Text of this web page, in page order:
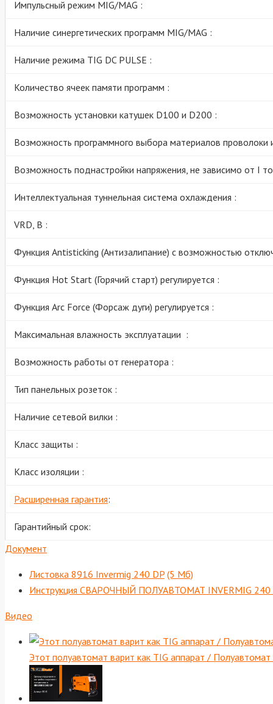
Импульсный режим MIG/MAG :
Наличие синергетических программ MIG/MAG :
Наличие режима TIG DC PULSE :
Количество ячеек памяти программ :
Возможность установки катушек D100 и D200 :
Возможность программного выбора материалов проволоки
Возможность поднастройки напряжения, не зависимо от I
Интеллектуальная туннельная система охлаждения :
VRD, В :
Функция Antisticking (Антизалипание) с возможностью
Функция Hot Start (Горячий старт) регулируется :
Функция Arc Force (Форсаж дуги) регулируется :
Максимальная влажность эксплуатации :
Возможность работы от генератора :
Тип панельных розеток :
Наличие сетевой вилки :
Класс защиты :
Класс изоляции :
Расширенная гарантия:
Гарантийный срок:
Документ
Листовка 8916 Invermig 240 DP (5 Мб)
Инструкция СВАРОЧНЫЙ ПОЛУАВТОМАТ INVERMIG 240
Видео
Этот полуавтомат варит как TIG аппарат /